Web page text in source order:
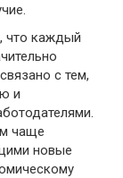
что каждый
с тем,
и
чаще
новые